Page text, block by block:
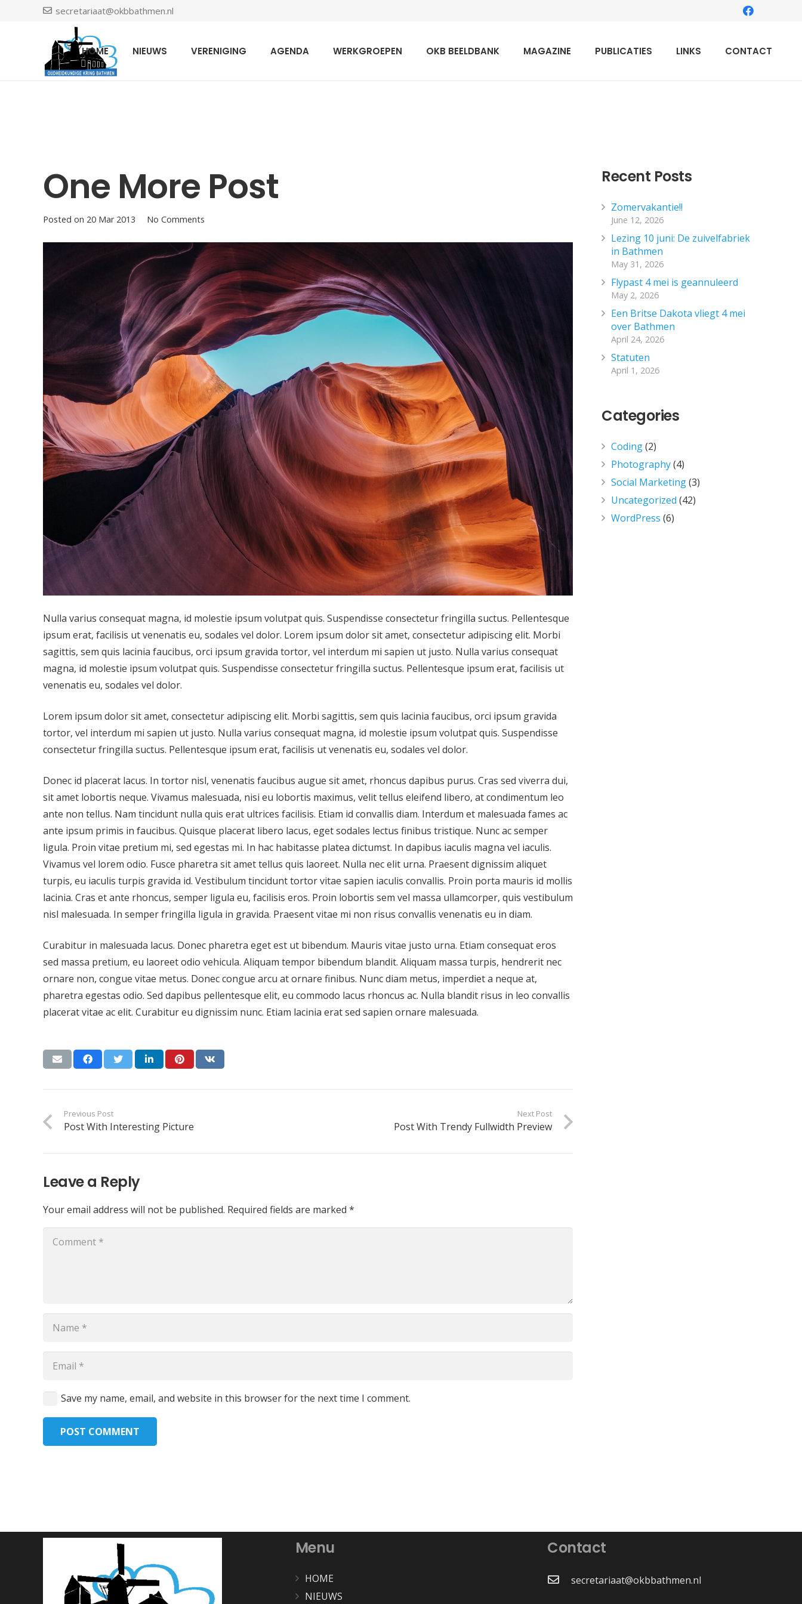
secretariaat@okbbathmen.nl
HOME NIEUWS VERENIGING AGENDA WERKGROEPEN OKB BEELDBANK MAGAZINE PUBLICATIES LINKS CONTACT
One More Post
Posted on 20 Mar 2013 No Comments
Nulla varius consequat magna, id molestie ipsum volutpat quis. Suspendisse consectetur fringilla suctus. Pellentesque
ipsum erat, facilisis ut venenatis eu, sodales vel dolor. Lorem ipsum dolor sit amet, consectetur adipiscing elit. Morbi
sagittis, sem quis lacinia faucibus, orci ipsum gravida tortor, vel interdum mi sapien ut justo. Nulla varius consequat
magna, id molestie ipsum volutpat quis. Suspendisse consectetur fringilla suctus. Pellentesque ipsum erat, facilisis ut
venenatis eu, sodales vel dolor.
Lorem ipsum dolor sit amet, consectetur adipiscing elit. Morbi sagittis, sem quis lacinia faucibus, orci ipsum gravida
tortor, vel interdum mi sapien ut justo. Nulla varius consequat magna, id molestie ipsum volutpat quis. Suspendisse
consectetur fringilla suctus. Pellentesque ipsum erat, facilisis ut venenatis eu, sodales vel dolor.
Donec id placerat lacus. In tortor nisl, venenatis faucibus augue sit amet, rhoncus dapibus purus. Cras sed viverra dui,
sit amet lobortis neque. Vivamus malesuada, nisi eu lobortis maximus, velit tellus eleifend libero, at condimentum leo
ante non tellus. Nam tincidunt nulla quis erat ultrices facilisis. Etiam id convallis diam. Interdum et malesuada fames ac
ante ipsum primis in faucibus. Quisque placerat libero lacus, eget sodales lectus finibus tristique. Nunc ac semper
ligula. Proin vitae pretium mi, sed egestas mi. In hac habitasse platea dictumst. In dapibus iaculis magna vel iaculis.
Vivamus vel lorem odio. Fusce pharetra sit amet tellus quis laoreet. Nulla nec elit urna. Praesent dignissim aliquet
turpis, eu iaculis turpis gravida id. Vestibulum tincidunt tortor vitae sapien iaculis convallis. Proin porta mauris id mollis
lacinia. Cras et ante rhoncus, semper ligula eu, facilisis eros. Proin lobortis sem vel massa ullamcorper, quis vestibulum
nisl malesuada. In semper fringilla ligula in gravida. Praesent vitae mi non risus convallis venenatis eu in diam.
Curabitur in malesuada lacus. Donec pharetra eget est ut bibendum. Mauris vitae justo urna. Etiam consequat eros
sed massa pretium, eu laoreet odio vehicula. Aliquam tempor bibendum blandit. Aliquam massa turpis, hendrerit nec
ornare non, congue vitae metus. Donec congue arcu at ornare finibus. Nunc diam metus, imperdiet a neque at,
pharetra egestas odio. Sed dapibus pellentesque elit, eu commodo lacus rhoncus ac. Nulla blandit risus in leo convallis
placerat vitae ac elit. Curabitur eu dignissim nunc. Etiam lacinia erat sed sapien ornare malesuada.
Previous Post
Post With Interesting Picture
Next Post
Post With Trendy Fullwidth Preview
Leave a Reply
Your email address will not be published. Required fields are marked *
Save my name, email, and website in this browser for the next time I comment.
POST COMMENT
Recent Posts
Zomervakantie!!
June 12, 2026
Lezing 10 juni: De zuivelfabriek
in Bathmen
May 31, 2026
Flypast 4 mei is geannuleerd
May 2, 2026
Een Britse Dakota vliegt 4 mei
over Bathmen
April 24, 2026
Statuten
April 1, 2026
Categories
Coding(2)
Photography(4)
Social Marketing(3)
Uncategorized (42)
WordPress (6)
Menu
HOME
NIEUWS
Contact
secretariaat@okbbathmen.nl